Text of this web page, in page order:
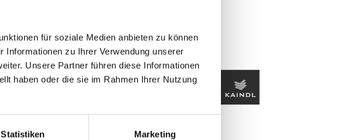
für soziale Medien anbieten zu können
Informationen zu Ihrer Verwendung unserer
Unsere Partner führen diese Informationen
haben oder die sie im Rahmen Ihrer Nutzung
Statistiken Marketing